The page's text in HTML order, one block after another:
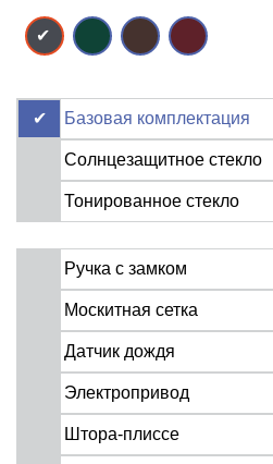
Базовая комплектация
Солнцезащитное стекло
Тонированное стекло
Ручка с замком
Москитная сетка
Датчик дождя
Электропривод
Штора-плиссе